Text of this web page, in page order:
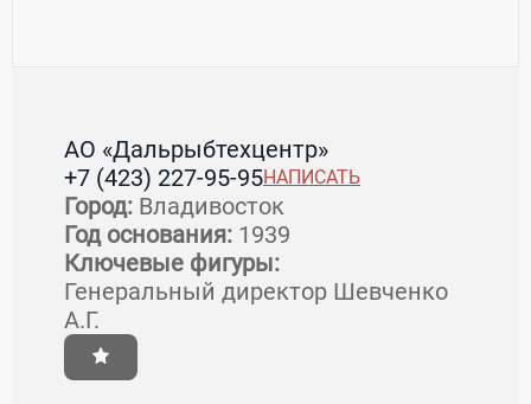
АО «Дальрыбтехцентр»
+7 (423) 227-95-95НАПИСАТЬ
Город: Владивосток
Год основания: 1939
Ключевые фигуры:
Генеральный директор Шевченко
А.Г.